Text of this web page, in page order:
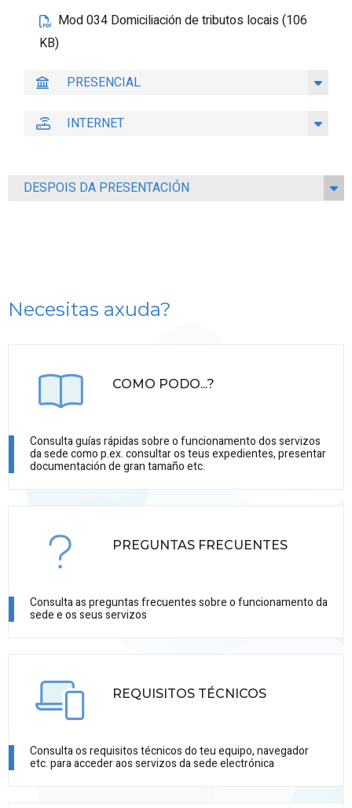
Mod 034 Domiciliación de tributos locais (106
KB)
PRESENCIAL
INTERNET
DESPOIS DA PRESENTACIÓN
Necesitas axuda?
COMO PODO...?
Consulta guías rápidas sobre o funcionamento dos servizos
da sede como p.ex. consultar os teus expedientes, presentar
documentación de gran tamaño etc.
PREGUNTAS FRECUENTES
Consulta as preguntas frecuentes sobre o funcionamento da
sede e os seus servizos
REQUISITOS TÉCNICOS
Consulta os requisitos técnicos do teu equipo, navegador
etc. para acceder aos servizos da sede electrónica